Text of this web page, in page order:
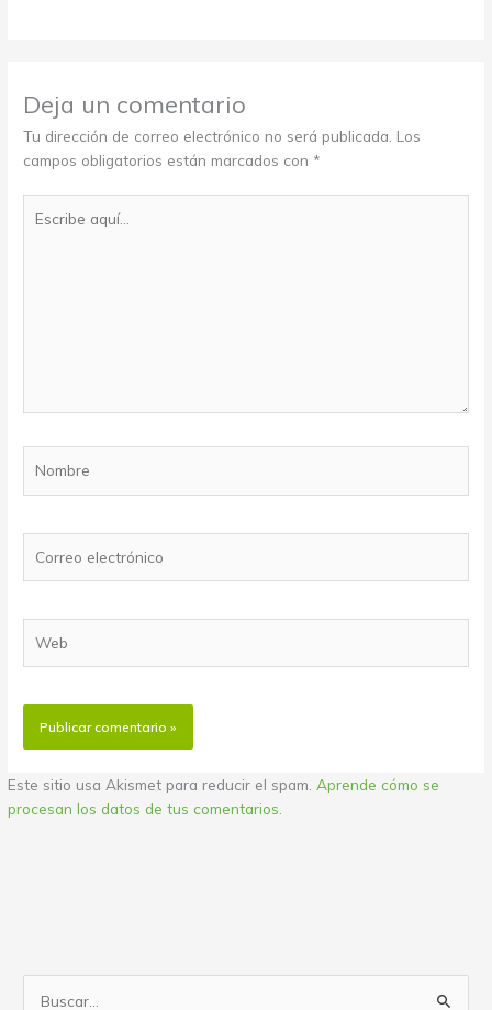
Deja un comentario
Tu dirección de correo electrónico no será publicada. Los
campos obligatorios están marcados con *
aquí...
electrónico
Este sitio usa Akismet para reducir el spam. Aprende cómo se
procesan los datos de tus comentarios.